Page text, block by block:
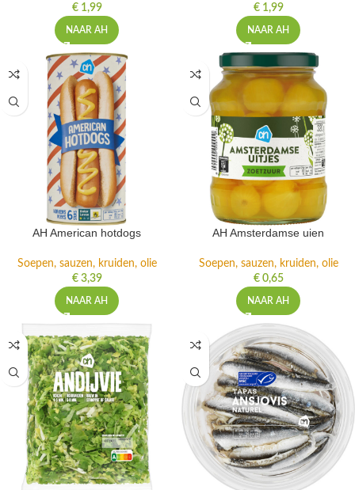
€1,99
NAAR AH
€1,99
NAAR AH
AH American hotdogs
Soepen, sauzen, kruiden, olie
€3,39
NAAR AH
AH Amsterdamse uien
Soepen, sauzen, kruiden, olie
€0,65
NAAR AH